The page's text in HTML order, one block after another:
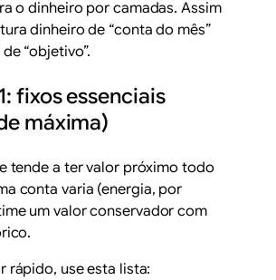
o dinheiro por camadas. Assim
dinheiro de “conta do mês”
“objetivo”.
fixos essenciais
máxima)
tende a ter valor próximo todo
conta varia (energia, por
um valor conservador com
rápido, use esta lista: